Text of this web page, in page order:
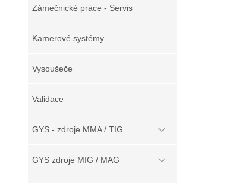
Zámečnické práce - Servis
Kamerové systémy
Vysoušeče
Validace
GYS - zdroje MMA / TIG
GYS zdroje MIG / MAG